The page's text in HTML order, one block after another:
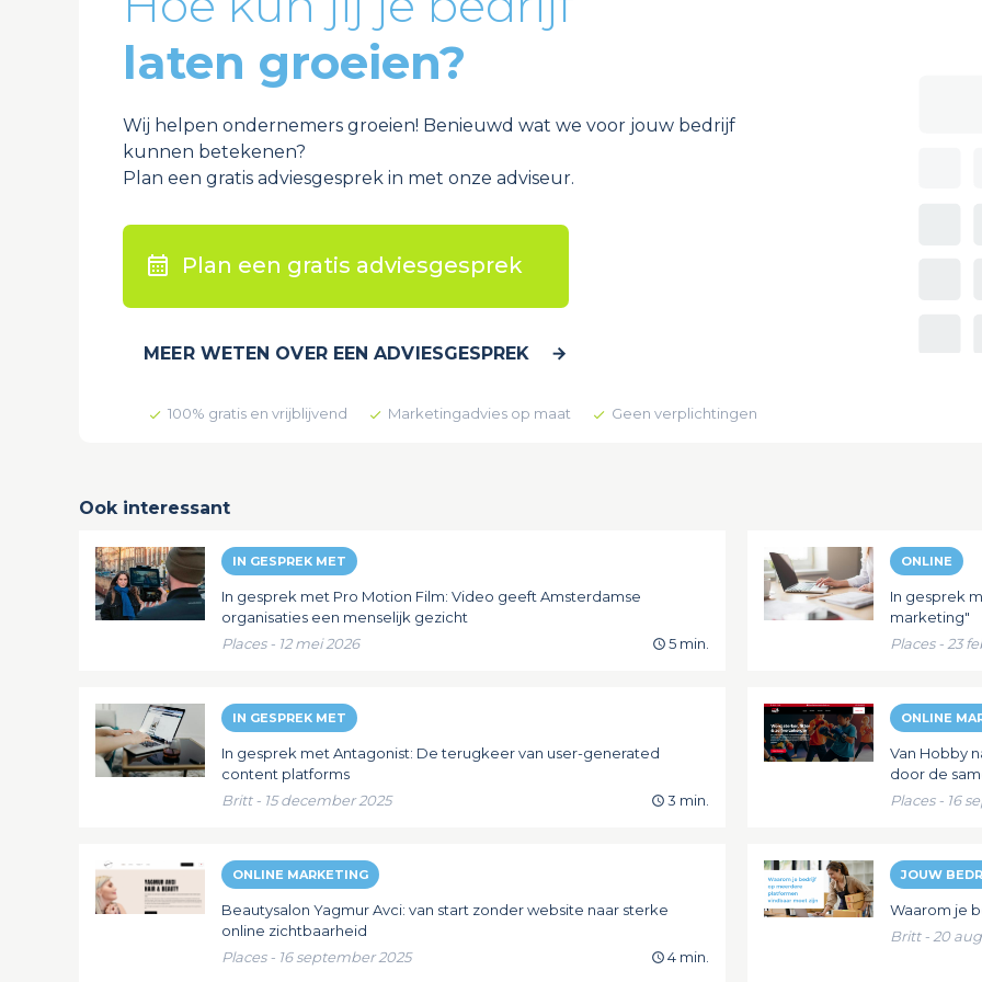
laten groeien?
Wij helpen ondernemers groeien! Benieuwd wat we voor jouw bedrijf
kunnen betekenen?
Plan een gratis adviesgesprek in met onze adviseur.
Plan een gratis adviesgesprek
MEER WETEN OVER EEN ADVIESGESPREK
100% gratis en vrijblijvend Marketingadvies op maat Geen verplichtingen
Ook interessant
IN GESPREK MET
In gesprek met Pro Motion Film: Video geeft Amsterdamse
organisaties een menselijk gezicht
Places - 12 mei 2026
5 min.
ONLINE
In gesprek
marketing"
Places - 23
IN GESPREK MET
In gesprek met Antagonist: De terugkeer van user-generated
content platforms
Britt - 15 december 2025
3 min.
ONLINE
Van Hobby
door de
Places - 16
ONLINE MARKETING
Beautysalon Yagmur Avci: van start zonder website naar sterke
online zichtbaarheid
Places - 16 september 2025
4 min.
JOUW
Waarom je
Britt - 20